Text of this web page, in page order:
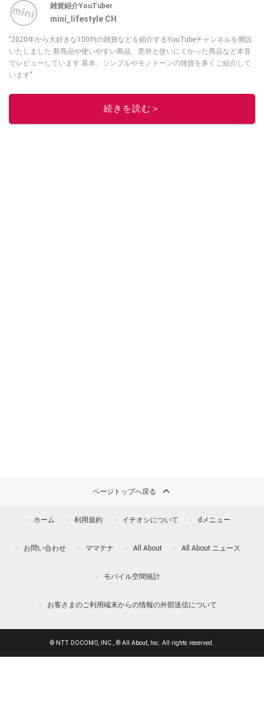
雑貨紹介YouTuber
mini_lifestyle CH
"2020年から大好きな100均の雑貨などを紹介するYouTubeチャンネルを開設
いたしました 新商品や使いやすい商品、意外と使いにくかった商品など本音
でレビューしています 基本、シンプルやモノトーンの雑貨を多くご紹介して
います"
このイチオシストの他の記事を読む
続きを読む＞
ページトップへ戻る
ホーム 利用規約 イチオシについて dメニュー
お問い合わせ ママテナ All About All About ニュース
モバイル空間統計
お客さまのご利用端末からの情報の外部送信について
© NTT DOCOMO, INC., © All About, Inc. All rights reserved.